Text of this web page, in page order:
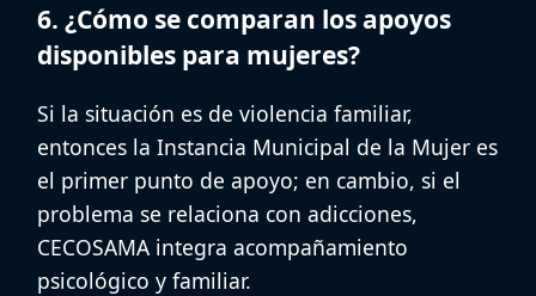
6. ¿Cómo se comparan los apoyos
disponibles para mujeres?
Si la situación es de violencia familiar,
entonces la Instancia Municipal de la Mujer es
el primer punto de apoyo; en cambio, si el
problema se relaciona con adicciones,
CECOSAMA integra acompañamiento
psicológico y familiar.